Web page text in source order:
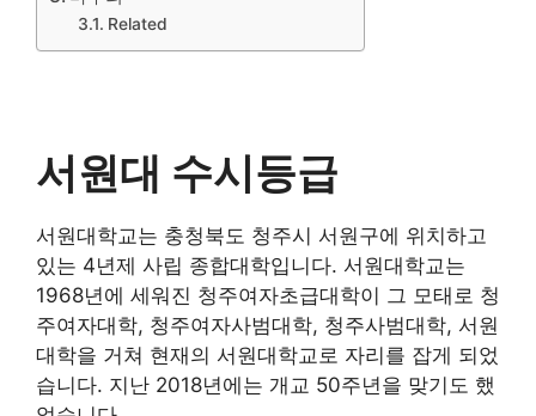
Related
서원대 수시등급
서원대학교는 충청북도 청주시 서원구에 위치하고
있는 4년제 사립 종합대학입니다. 서원대학교는
1968년에 세워진 청주여자초급대학이 그 모태로 청
주여자대학, 청주여자사범대학, 청주사범대학, 서원
대학을 거쳐 현재의 서원대학교로 자리를 잡게 되었
습니다. 지난 2018년에는 개교 50주년을 맞기도 했